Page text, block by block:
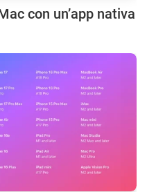
con un’app nativa